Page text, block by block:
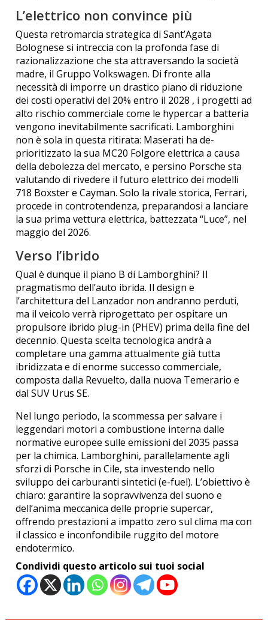
L’elettrico non convince più
Questa retromarcia strategica di Sant’Agata
Bolognese si intreccia con la profonda fase di
razionalizzazione che sta attraversando la società
madre, il Gruppo Volkswagen. Di fronte alla
necessità di imporre un drastico piano di riduzione
dei costi operativi del 20% entro il 2028 , i progetti ad
alto rischio commerciale come le hypercar a batteria
vengono inevitabilmente sacrificati. Lamborghini
non è sola in questa ritirata: Maserati ha de-
prioritizzato la sua MC20 Folgore elettrica a causa
della debolezza del mercato, e persino Porsche sta
valutando di rivedere il futuro elettrico dei modelli
718 Boxster e Cayman. Solo la rivale storica, Ferrari,
procede in controtendenza, preparandosi a lanciare
la sua prima vettura elettrica, battezzata “Luce”, nel
maggio del 2026.
Verso l’ibrido
Qual è dunque il piano B di Lamborghini? Il
pragmatismo dell’auto ibrida. Il design e
l’architettura del Lanzador non andranno perduti,
ma il veicolo verrà riprogettato per ospitare un
propulsore ibrido plug-in (PHEV) prima della fine del
decennio. Questa scelta tecnologica andrà a
completare una gamma attualmente già tutta
ibridizzata e di enorme successo commerciale,
composta dalla Revuelto, dalla nuova Temerario e
dal SUV Urus SE.
Nel lungo periodo, la scommessa per salvare i
leggendari motori a combustione interna dalle
normative europee sulle emissioni del 2035 passa
per la chimica. Lamborghini, parallelamente agli
sforzi di Porsche in Cile, sta investendo nello
sviluppo dei carburanti sintetici (e-fuel). L’obiettivo è
chiaro: garantire la sopravvivenza del suono e
dell’anima meccanica delle proprie supercar,
offrendo prestazioni a impatto zero sul clima ma con
il classico e inconfondibile ruggito del motore
endotermico.
Condividi questo articolo sui tuoi social